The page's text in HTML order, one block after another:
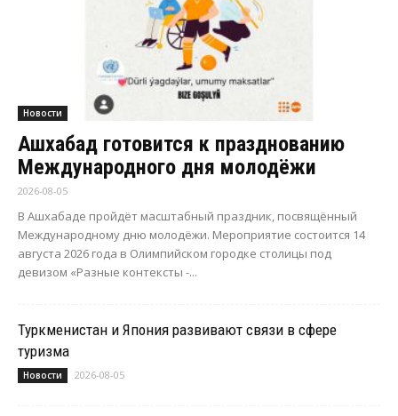
Новости
Ашхабад готовится к празднованию
Международного дня молодёжи
2026-08-05
В Ашхабаде пройдёт масштабный праздник, посвящённый
Международному дню молодёжи. Мероприятие состоится 14
августа 2026 года в Олимпийском городке столицы под
девизом «Разные контексты -...
Туркменистан и Япония развивают связи в сфере
туризма
Новости 2026-08-05